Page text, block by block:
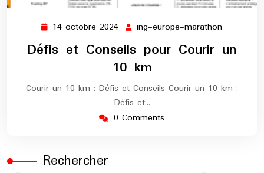
14 octobre 2024 14
octobre
2024
ing-europe-marathon
marathon
Défis et Conseils pour Courir un
10 km
Courir un 10 km : Défis et Conseils Courir un 10 km :
Défis et…
0 Comments
Rechercher